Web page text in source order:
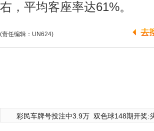
右，平均客座率达61%。
(责任编辑：UN624)
彩民车牌号投注中3.9万 双色球148期开奖: